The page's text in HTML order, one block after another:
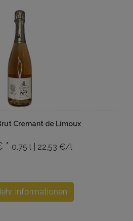
Cremant de Limoux
* 0.75 l | 22,53 €/l
Informationen